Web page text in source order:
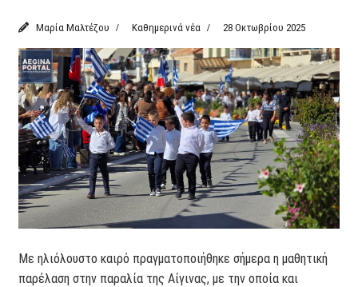
Μαρία Μαλτέζου Καθημερινά νέα 28 Οκτωβρίου 2025
Με ηλιόλουστο καιρό πραγματοποιήθηκε σήμερα η μαθητική
παρέλαση στην παραλία της Αίγινας, με την οποία και